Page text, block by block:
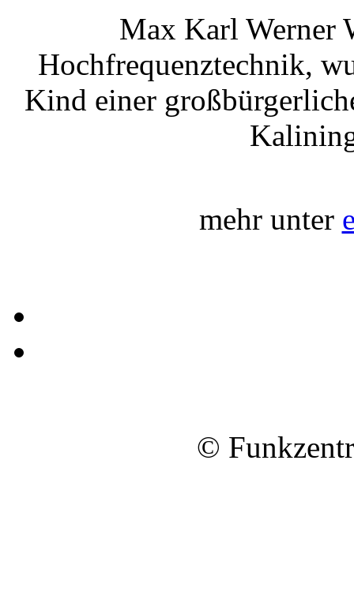
Max Karl Werner
Hochfrequenztechnik,
Kind einer
mehr unter
©